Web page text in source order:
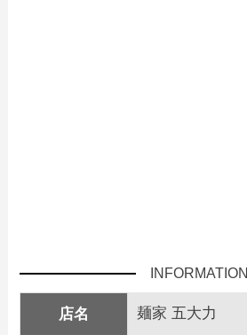
INFORMATION
店名 麺家 五大力